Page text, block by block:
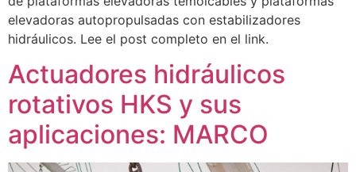
elevadoras autopropulsadas con estabilizadores
hidráulicos. Lee el post completo en el link.
Actuadores hidráulicos
rotativos HKS y sus
aplicaciones: MARCO